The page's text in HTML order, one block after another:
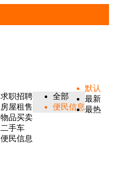
求职招聘
房屋租售
物品买卖
二手车
便民信息
全部
便民信息
默认
最新
最热